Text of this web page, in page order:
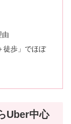
由
徒歩」でほぼ
Uber中心